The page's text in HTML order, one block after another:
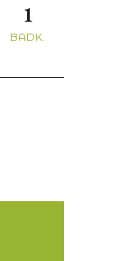
1
BADK.